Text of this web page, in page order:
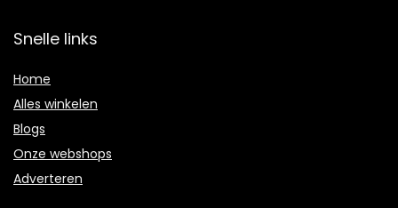
Snelle links
Home
Alles winkelen
Blogs
Onze webshops
Adverteren